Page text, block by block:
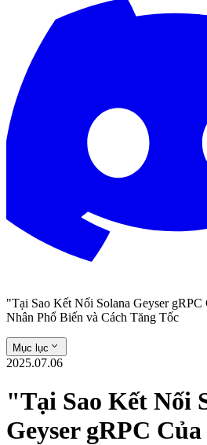
"Tại Sao Kết Nối Solana Geyser
Nhân Phổ Biến và Cách Tăng Tốc
Mục lục
2025.07.06
"Tại Sao Kết Nối
Geyser gRPC